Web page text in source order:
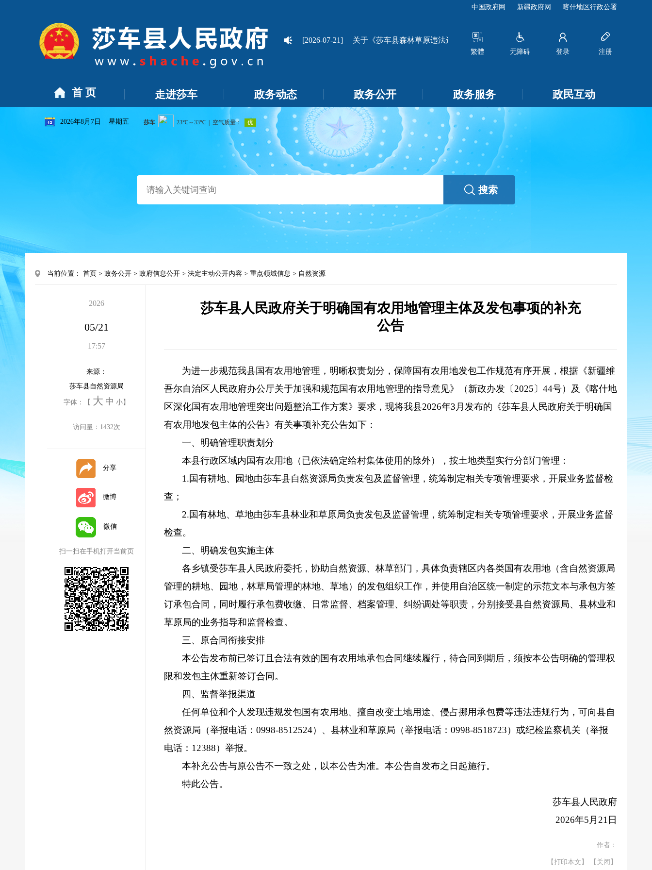
中国政府网 新疆政府网 喀什地区行政公署
表人的公示 [2026-07-22] 关于莎车县2026-2030年国有农用地发包计划的公示 [2026-07-21] 关于《莎车县森林草原违法违规野外用火举报奖励办法》《莎车县森林草原野外用火管理
繁體 无障碍 登录 注册
首 页 走进莎车 政务动态 政务公开 政务服务 政民互动
2026年8月7日 星期五
搜索
当前位置： 首页 > 政务公开 > 政府信息公开 > 法定主动公开内容 > 重点领域信息 > 自然资源
2026
05/21
17:57
来源：
莎车县自然资源局
字体：【 大 中 小】
访问量： 1432次
分享
微博
微信
扫一扫在手机打开当前页
莎车县人民政府关于明确国有农用地管理主体及发包事项的补充
公告
为进一步规范我县国有农用地管理，明晰权责划分，保障国有农用地发包工作规范有序开展，根据《新疆维
吾尔自治区人民政府办公厅关于加强和规范国有农用地管理的指导意见》（新政办发〔2025〕44号）及《喀什地
区深化国有农用地管理突出问题整治工作方案》要求，现将我县2026年3月发布的《莎车县人民政府关于明确国
有农用地发包主体的公告》有关事项补充公告如下：
一、明确管理职责划分
本县行政区域内国有农用地（已依法确定给村集体使用的除外），按土地类型实行分部门管理：
1.国有耕地、园地由莎车县自然资源局负责发包及监督管理，统筹制定相关专项管理要求，开展业务监督检
查；
2.国有林地、草地由莎车县林业和草原局负责发包及监督管理，统筹制定相关专项管理要求，开展业务监督
检查。
二、明确发包实施主体
各乡镇受莎车县人民政府委托，协助自然资源、林草部门，具体负责辖区内各类国有农用地（含自然资源局
管理的耕地、园地，林草局管理的林地、草地）的发包组织工作，并使用自治区统一制定的示范文本与承包方签
订承包合同，同时履行承包费收缴、日常监督、档案管理、纠纷调处等职责，分别接受县自然资源局、县林业和
草原局的业务指导和监督检查。
三、原合同衔接安排
本公告发布前已签订且合法有效的国有农用地承包合同继续履行，待合同到期后，须按本公告明确的管理权
限和发包主体重新签订合同。
四、监督举报渠道
任何单位和个人发现违规发包国有农用地、擅自改变土地用途、侵占挪用承包费等违法违规行为，可向县自
然资源局（举报电话：0998-8512524）、县林业和草原局（举报电话：0998-8518723）或纪检监察机关（举报
电话：12388）举报。
本补充公告与原公告不一致之处，以本公告为准。本公告自发布之日起施行。
特此公告。
莎车县人民政府
2026年5月21日
作者：
【打印本文】 【关闭】